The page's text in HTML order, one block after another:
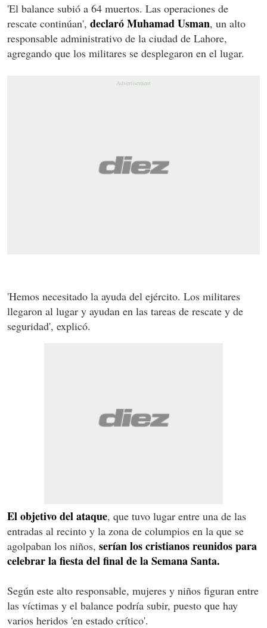
'El balance subió a 64 muertos. Las operaciones de
rescate continúan', declaró Muhamad Usman, un alto
responsable administrativo de la ciudad de Lahore,
agregando que los militares se desplegaron en el lugar.
'Hemos necesitado la ayuda del ejército. Los militares
llegaron al lugar y ayudan en las tareas de rescate y de
seguridad', explicó.
El objetivo del ataque, que tuvo lugar entre una de las
entradas al recinto y la zona de columpios en la que se
agolpaban los niños, serían los cristianos reunidos para
celebrar la fiesta del final de la Semana Santa.
Según este alto responsable, mujeres y niños figuran entre
las víctimas y el balance podría subir, puesto que hay
varios heridos 'en estado crítico'.